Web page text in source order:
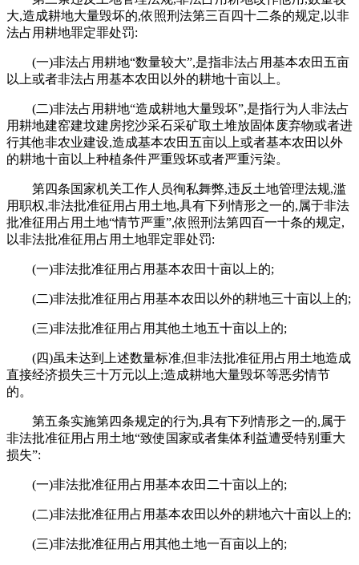
大,造成耕地大量毁坏的,依照刑法第三百四十二条的规定,以非
法占用耕地罪定罪处罚:
(一)非法占用耕地“数量较大”,是指非法占用基本农田五亩
以上或者非法占用基本农田以外的耕地十亩以上。
(二)非法占用耕地“造成耕地大量毁坏”,是指行为人非法占
用耕地建窑建坟建房挖沙采石采矿取土堆放固体废弃物或者进
行其他非农业建设,造成基本农田五亩以上或者基本农田以外
的耕地十亩以上种植条件严重毁坏或者严重污染。
第四条国家机关工作人员徇私舞弊,违反土地管理法规,滥
用职权,非法批准征用占用土地,具有下列情形之一的,属于非法
批准征用占用土地“情节严重”,依照刑法第四百一十条的规定,
以非法批准征用占用土地罪定罪处罚:
(一)非法批准征用占用基本农田十亩以上的;
(二)非法批准征用占用基本农田以外的耕地三十亩以上的;
(三)非法批准征用占用其他土地五十亩以上的;
(四)虽未达到上述数量标准,但非法批准征用占用土地造成
直接经济损失三十万元以上;造成耕地大量毁坏等恶劣情节
的。
第五条实施第四条规定的行为,具有下列情形之一的,属于
非法批准征用占用土地“致使国家或者集体利益遭受特别重大
损失”:
(一)非法批准征用占用基本农田二十亩以上的;
(二)非法批准征用占用基本农田以外的耕地六十亩以上的;
(三)非法批准征用占用其他土地一百亩以上的;